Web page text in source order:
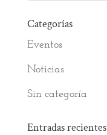
Categorías
Eventos
Noticias
Sin categoría
Entradas recientes